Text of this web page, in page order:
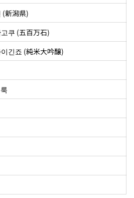
(新潟県)
쿠 (五百万石)
긴죠 (純米大吟醸)